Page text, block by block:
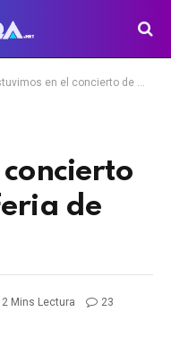
en el concierto de Malú en la Feria de Málaga 2011
concierto
de
2 Mins Lectura 23